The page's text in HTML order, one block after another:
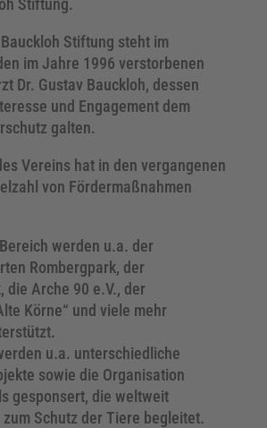
Stiftung.
Stiftung steht im
im Jahre 1996 verstorbenen
Dr. Gustav Bauckloh, dessen
und Engagement dem
galten.
Vereins hat in den vergangenen
von Fördermaßnahmen
werden u.a. der
Rombergpark, der
die Arche 90 e.V., der
Körne“ und viele mehr
u.a. unterschiedliche
sowie die Organisation
gesponsert, die weltweit
Schutz der Tiere begleitet.